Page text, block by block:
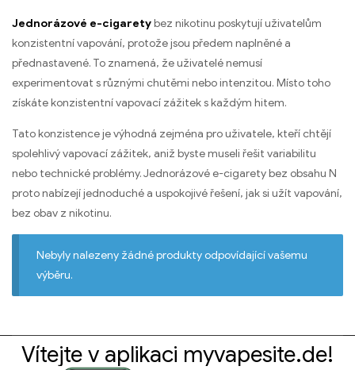
Jednorázové e-cigaretybez nikotinu poskytují uživatelům
konzistentní vapování, protože jsou předem naplněné a
přednastavené. To znamená, že uživatelé nemusí
experimentovat s různými chutěmi nebo intenzitou. Místo toho
získáte konzistentní vapovací zážitek s každým hitem.
Tato konzistence je výhodná zejména pro uživatele, kteří chtějí
spolehlivý vapovací zážitek, aniž byste museli řešit variabilitu
nebo technické problémy. Jednorázové e-cigarety bez obsahu N
proto nabízejí jednoduché a uspokojivé řešení, jak si užít vapování,
bez obav z nikotinu.
Nebyly nalezeny žádné produkty odpovídající vašemu
výběru.
Vítejte v aplikaci myvapesite.de!